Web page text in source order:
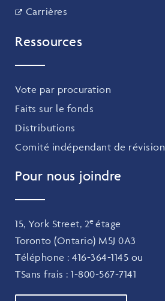
Carrières
Ressources
Vote par procuration
Faits sur le fonds
Distributions
Comité indépendant de révision
Pour nous joindre
15, York Street, 2eétage
Toronto (Ontario) M5J 0A3
Téléphone : 416-364-1145 ou
TSans frais : 1-800-567-7141